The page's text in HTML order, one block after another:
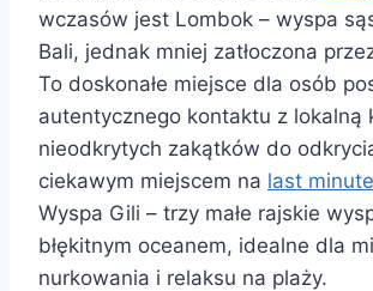
wczasów jest Lombok – wyspa
Bali, jednak mniej zatłoczona
To doskonałe miejsce dla osób
autentycznego kontaktu z lokalną
nieodkrytych zakątków do
ciekawym miejscem na last minute
Wyspa Gili – trzy małe rajskie
błękitnym oceanem, idealne dla
nurkowania i relaksu na plaży.